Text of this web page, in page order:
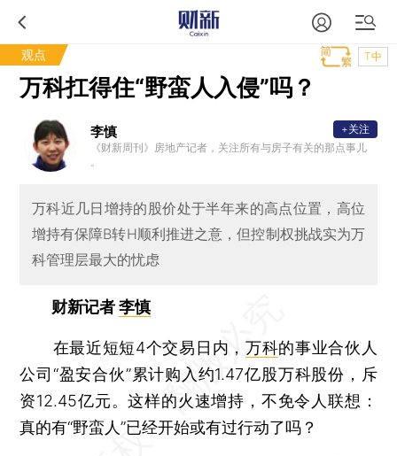
观点 T中
万科扛得住“野蛮人入侵”吗？
李慎
《财新周刊》房地产记者，关注所有与房子有关的那点事儿
。
+关注
万科近几日增持的股价处于半年来的高点位置，高位
增持有保障B转H顺利推进之意，但控制权挑战实为万
科管理层最大的忧虑
财新记者李慎
在最近短短4个交易日内， 万科的事业合伙人
公司“盈安合伙”累计购入约1.47亿股万科股份，斥
资12.45亿元。这样的火速增持，不免令人联想：
真的有“野蛮人”已经开始或有过行动了吗？